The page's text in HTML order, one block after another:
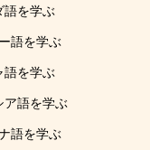
語を学ぶ
語を学ぶ
語を学ぶ
ア語を学ぶ
語を学ぶ